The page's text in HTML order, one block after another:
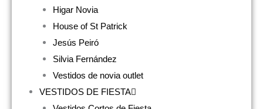
Higar Novia
House of St Patrick
Jesús Peiró
Silvia Fernández
Vestidos de novia outlet
VESTIDOS DE FIESTA